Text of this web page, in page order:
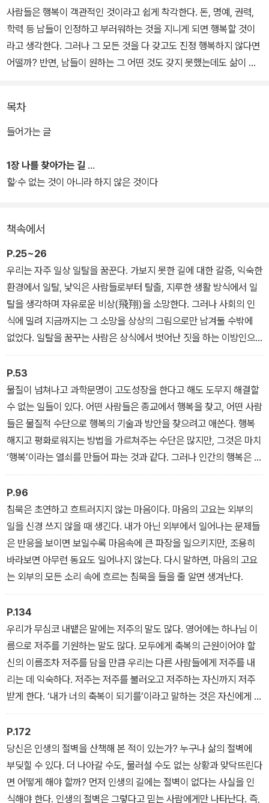
사람들은 행복이 객관적인 것이라고 쉽게 착각한다. 돈, 명예, 권력,
학력 등 남들이 인정하고 부러워하는 것을 지니게 되면 행복할 것이
라고 생각한다. 그러나 그 모든 것을 다 갖고도 진정 행복하지 않다면
어떨까? 반면, 남들이 원하는 그 어떤 것도 갖지 못했는데도 삶이 행
이 책은 저자가 긴 고뇌의 터널을 지나며 직접 경험한 심리적 고통에
서 완전히 벗어나면서 깨달은 경험에 바탕을 두고 쓴 고백서라고 할
라 지극히 주관적인 것이라는 사실을 알려준다. 또한 경쟁하는 삶에
지쳐 있는 우리에게 왜 우리가 스스로 사랑해야 하는지 조용히 생각
더 나은 삶을 위해 거창한 것이 아닌 자신을 알고 자신을 찾아가는 것
부터 시작하라고 조언한다. 그리고 ‘나를 찾아가는 길, 당당한 내가 아
름답다, 모든 것은 다 사소하니…, 지금을 행복하게 살아라, 나를 사랑
하는 여덟 가지 방법’까지 나를 찾아가는 방법을 단계적으로 안내한
다.
이 책을 읽으며 나 자신을 찾아가는 여정을 따라가다 보면 자신이 진
다. 이제 내 안에 있는 행복의 샘물을 끊임없이 길어 올려 있는 그대로
나를 바라보자.
목차
들어가는 글
1장 나를 찾아가는 길
할 수 없는 것이 아니라 하지 않은 것이다
책속에서
P.25~26
우리는 자주 일상 일탈을 꿈꾼다. 가보지 못한 길에 대한 갈증, 익숙한
환경에서 일탈, 낯익은 사람들로부터 탈출, 지루한 생활 방식에서 일
탈을 생각하며 자유로운 비상(飛翔)을 소망한다. 그러나 사회의 인
식에 밀려 지금까지는 그 소망을 상상의 그림으로만 남겨둘 수밖에
없었다. 일탈을 꿈꾸는 사람은 상식에서 벗어난 짓을 하는 이방인으
로 낙인찍혀 버리기 때문이다. 하지만 세상은 변했다. 사람들은 이제
더는 전체의 공론, 즉 인륜, 가치관 등을 그대로 받아들여 순응하려고
하지 않는다. 아리스토텔레스는 이렇게 말했다. “모든 윤리의 출발은
귀족들이 노예를 길들이려는 것이다.” 많은 사람이 인륜과 윤리는 힘
없는 서민과 약자들만 억압하지 않느냐고 의심의 눈길을 보낸다.
P.53
물질이 넘쳐나고 과학문명이 고도성장을 한다고 해도 도무지 해결할
수 없는 일들이 있다. 어떤 사람들은 종교에서 행복을 찾고, 어떤 사람
들은 물질적 수단으로 행복의 기술과 방안을 찾으려고 애쓴다. 행복
해지고 평화로워지는 방법을 가르쳐주는 수단은 많지만, 그것은 마치
‘행복’이라는 열쇠를 만들어 파는 것과 같다. 그러나 인간의 행복은 특
정한 기술에서 오는 것이 아니라 우리 존재에서 오기에 행복을 추구
하는 것만큼은 ‘어떻게’보다는 ‘왜’에 대한 해답을 찾아야 한다.
P.96
침묵은 초연하고 흐트러지지 않는 마음이다. 마음의 고요는 외부의
일을 신경 쓰지 않을 때 생긴다. 내가 아닌 외부에서 일어나는 문제들
은 반응을 보이면 보일수록 마음속에 큰 파장을 일으키지만, 조용히
바라보면 아무런 동요도 일어나지 않는다. 다시 말하면, 마음의 고요
는 외부의 모든 소리 속에 흐르는 침묵을 들을 줄 알면 생겨난다.
P.134
우리가 무심코 내뱉은 말에는 저주의 말도 많다. 영어에는 하나님 이
름으로 저주를 기원하는 말도 많다. 모두에게 축복의 근원이어야 할
신의 이름조차 저주를 담을 만큼 우리는 다른 사람들에게 저주를 내
리는 데 익숙하다. 저주는 저주를 불러오고 저주하는 자신까지 저주
받게 한다. ‘내가 너의 축복이 되기를’이라고 말하는 것은 자신에게 복
된 사람이라고 말하는 것보다 더 큰 복을 불러온다.
P.172
당신은 인생의 절벽을 산책해 본 적이 있는가? 누구나 삶의 절벽에
부딪힐 수 있다. 더 나아갈 수도, 물러설 수도 없는 상황과 맞닥뜨린다
면 어떻게 해야 할까? 먼저 인생의 길에는 절벽이 없다는 사실을 인
식해야 한다. 인생의 절벽은 그렇다고 믿는 사람에게만 나타난다. 즉,